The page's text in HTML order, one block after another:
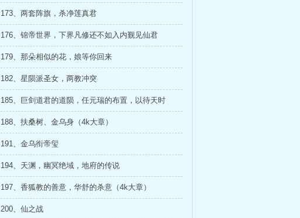
173、两套阵旗，杀净莲真君
176、锦帝世界，下界凡修还不如入内觐见仙君
179、那朵相似的花，娘等你回来
182、星陨派圣女，两教冲突
185、巨剑道君的道陨，任元瑞的布置，以待天时
188、扶桑树、金乌身（4k大章）
191、金乌衔帝玺
194、天渊，幽冥绝域，地府的传说
197、香狐教的善意，华舒的杀意（4k大章）
200、仙之战